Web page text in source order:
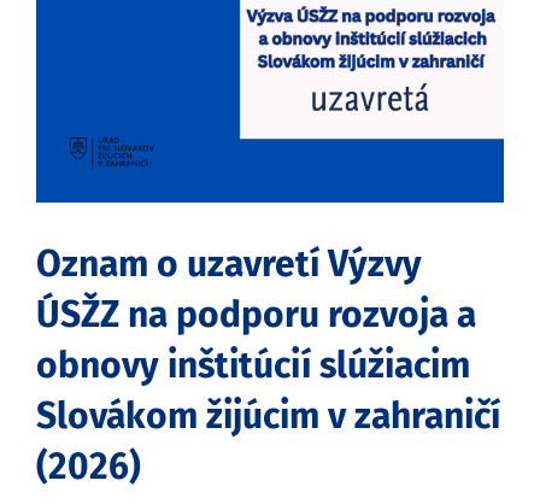
Oznam o uzavretí Výzvy
ÚSŽZ na podporu rozvoja a
obnovy inštitúcií slúžiacim
Slovákom žijúcim v zahraničí
(2026)